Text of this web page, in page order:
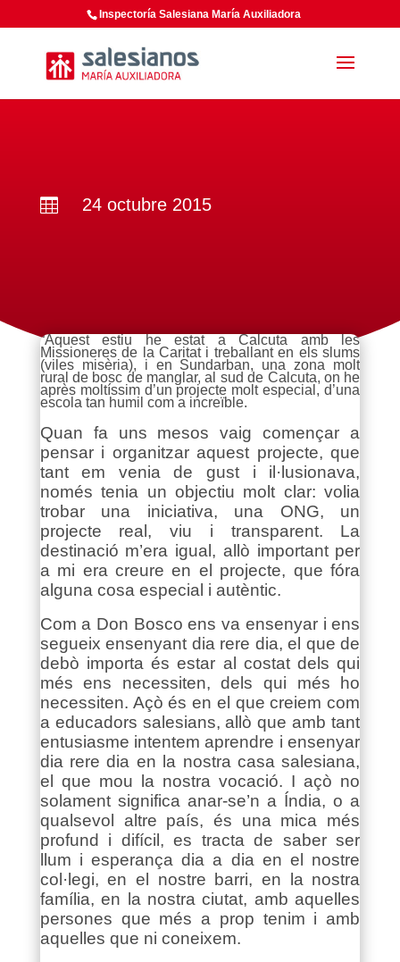
Inspectoría Salesiana María Auxiliadora
 24 octubre 2015
“Aquest estiu he estat a Calcuta amb les
Missioneres de la Caritat i treballant en els slums
(viles misèria), i en Sundarban, una zona molt
rural de bosc de manglar, al sud de Calcuta, on he
après moltíssim d’un projecte molt especial, d’una
escola tan humil com a increïble.
Quan fa uns mesos vaig començar a
pensar i organitzar aquest projecte, que
tant em venia de gust i il·lusionava,
només tenia un objectiu molt clar: volia
trobar una iniciativa, una ONG, un
projecte real, viu i transparent. La
destinació m’era igual, allò important per
a mi era creure en el projecte, que fóra
alguna cosa especial i autèntic.
Com a Don Bosco ens va ensenyar i ens
segueix ensenyant dia rere dia, el que de
debò importa és estar al costat dels qui
més ens necessiten, dels qui més ho
necessiten. Açò és en el que creiem com
a educadors salesians, allò que amb tant
entusiasme intentem aprendre i ensenyar
dia rere dia en la nostra casa salesiana,
el que mou la nostra vocació. I açò no
solament significa anar-se’n a Índia, o a
qualsevol altre país, és una mica més
profund i difícil, es tracta de saber ser
llum i esperança dia a dia en el nostre
col·legi, en el nostre barri, en la nostra
família, en la nostra ciutat, amb aquelles
persones que més a prop tenim i amb
aquelles que ni coneixem.